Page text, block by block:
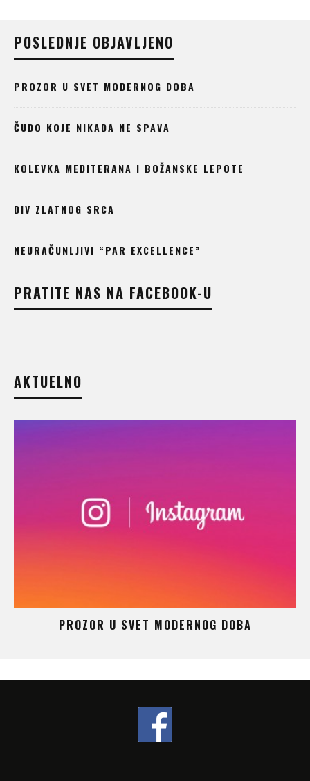
POSLEDNJE OBJAVLJENO
PROZOR U SVET MODERNOG DOBA
ČUDO KOJE NIKADA NE SPAVA
KOLEVKA MEDITERANA I BOŽANSKE LEPOTE
DIV ZLATNOG SRCA
NEURAČUNLJIVI “PAR EXCELLENCE”
PRATITE NAS NA FACEBOOK-U
AKTUELNO
PROZOR U SVET MODERNOG DOBA